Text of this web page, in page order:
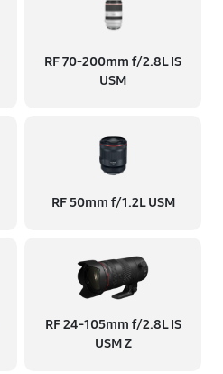
RF 70‑200mm f/2.8L IS
USM
RF 50mm f/1.2L USM
RF 24‑105mm f/2.8L IS
USM Z